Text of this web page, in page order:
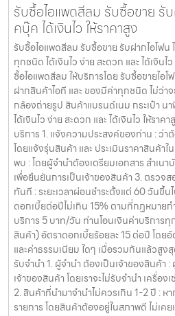
รับซื้อไอแพดสีลม รับซื้อขาย รับ
คบุ๊ค ได้เงินไว ให้ราคาสูง
รับซื้อไอแพดสีลม รับซื้อขาย รับฝากไอโฟน
ทุกชนิด ได้เงินไว ง่าย สะดวก และ ได้เงิน
ซื้อไอแพดสีลม ให้บริการโดย รับซื้อขายไอ
ฝากสินค้าไอที และ ของมีค่าทุกชนิด ไม่ว่า
กล้องถ่ายรูป สินค้าแบรนด์เนม กระเป๋า น
ได้เงินไว ง่าย สะดวก และ ได้เงินไว ให้รา
บริการ 1. แจ้งความประสงค์ของท่าน : ว่
โดยแจ้งรุ่นสินค้า และ ประเมินราคาสินค้า
พบ : โดยผู้จำนำต้องเตรียมเอกสาร สำเนา
เพื่อยืนยันการเป็นเจ้าของสินค้า 3. ตรวจ
ทันที : ระยะเวลาผ่อนชำระตั้งแต่ 60 วันขึ้น
ดอกเบี้ยต่อปีไม่เกิน 15% ตามที่กฏหมาย
บริการ 5 บาท/วัน ท่านโอนเงินค่าบริการ
สินค้า) อัตราดอกเบี้ยร้อยละ 15 ต่อปี โดย
และค่าธรรมเนียม ใดๆ เมื่อรวมกันแล้วสูง
รับจำนำ 1. ผู้จำนำ ต้องเป็นเจ้าของสินค้า
เจ้าของสินค้า โดยเราจะไม่รับจำนำ เครื่อ
2. สินค้าที่นำมาจำนำไม่ควรเกิน 1-2 ปี : ห
รายการ โดยสินค้าต้องอยู่ในสภาพดี ไม่เค